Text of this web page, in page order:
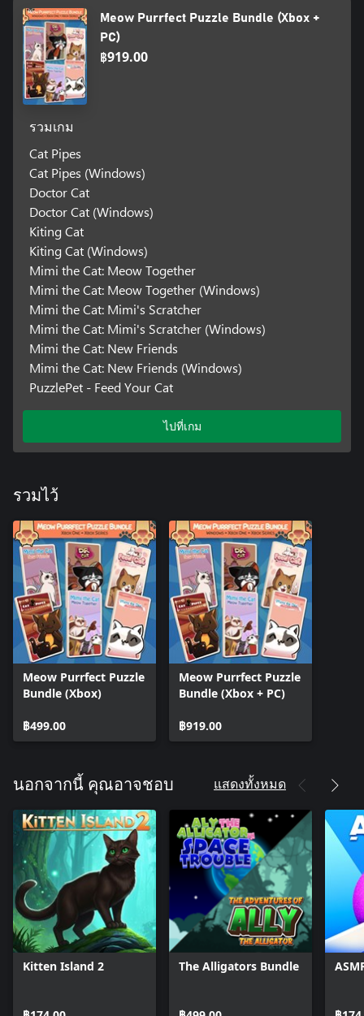
Meow Purrfect Puzzle Bundle (Xbox +
PC)
฿919.00
รวมเกม
Cat Pipes
Cat Pipes (Windows)
Doctor Cat
Doctor Cat (Windows)
Kiting Cat
Kiting Cat (Windows)
Mimi the Cat: Meow Together
Mimi the Cat: Meow Together (Windows)
Mimi the Cat: Mimi's Scratcher
Mimi the Cat: Mimi's Scratcher (Windows)
Mimi the Cat: New Friends
Mimi the Cat: New Friends (Windows)
PuzzlePet - Feed Your Cat
ไปที่เกม
รวมไว้
Meow Purrfect Puzzle
Bundle (Xbox)
฿499.00
Meow Purrfect Puzzle
Bundle (Xbox + PC)
฿919.00
นอกจากนี้ คุณอาจชอบ แสดงทั้งหมด
Kitten Island 2 The Alligators Bundle